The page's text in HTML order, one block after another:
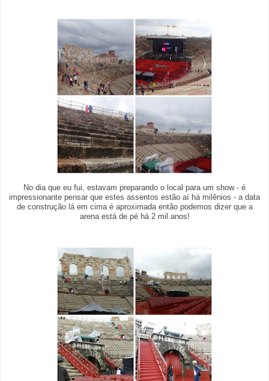
No dia que eu fui, estavam preparando o local para um show - é
impressionante pensar que estes assentos estão aí há milênios - a data
de construção lá em cima é aproximada então podemos dizer que a
arena está de pé há 2 mil anos!